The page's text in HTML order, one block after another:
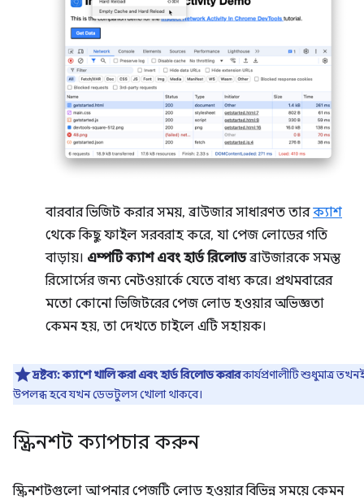
বারবার ভিজিট করার সময়, ব্রাউজার সাধারণত তারক্যাশ
থেকে কিছু ফাইল সরবরাহ করে, যা পেজ লোডের গতি
বাড়ায়। এম্পটি ক্যাশ এবং হার্ড রিলোডব্রাউজারকে সমস্ত
রিসোর্সের জন্য নেটওয়ার্কে যেতে বাধ্য করে। প্রথমবারের
মতো কোনো ভিজিটরের পেজ লোড হওয়ার অভিজ্ঞতা
কেমন হয়, তা দেখতে চাইলে এটি সহায়ক।
দ্রষ্টব্য:ক্যাশে খালি করা এবং হার্ড রিলোড করারকার্যপ্রণালীটি শুধুমাত্র
উপলব্ধ হবে যখন ডেভটুলস খোলা থাকবে।
স্ক্রিনশট ক্যাপচার করুন
স্ক্রিনশটগুলো আপনার পেজটি লোড হওয়ার বিভিন্ন সময়ে কেমন